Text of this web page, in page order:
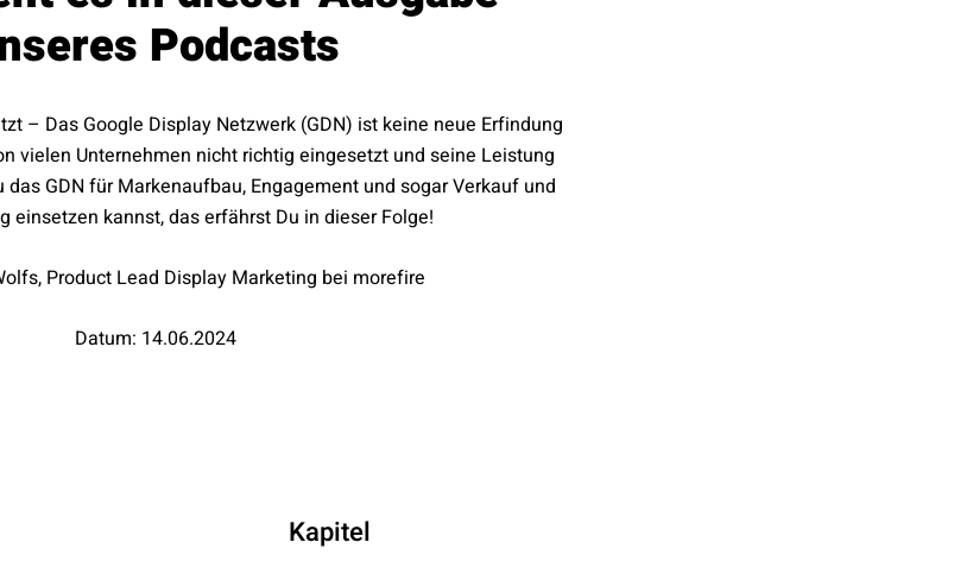
Podcasts
– Das Google Display Netzwerk (GDN) ist keine neue Erfindung
vielen Unternehmen nicht richtig eingesetzt und seine Leistung
GDN für Markenaufbau, Engagement und sogar Verkauf und
einsetzen kannst, das erfährst Du in dieser Folge!
Product Lead Display Marketing bei morefire
Datum: 14.06.2024
Kapitel